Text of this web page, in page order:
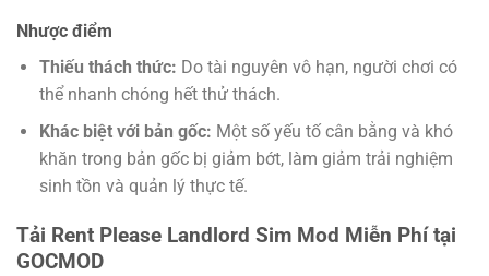
Nhược điểm
Thiếu thách thức: Do tài nguyên vô hạn, người chơi có
thể nhanh chóng hết thử thách.
Khác biệt với bản gốc: Một số yếu tố cân bằng và khó
khăn trong bản gốc bị giảm bớt, làm giảm trải nghiệm
sinh tồn và quản lý thực tế.
Tải Rent Please Landlord Sim Mod Miễn Phí tại
GOCMOD